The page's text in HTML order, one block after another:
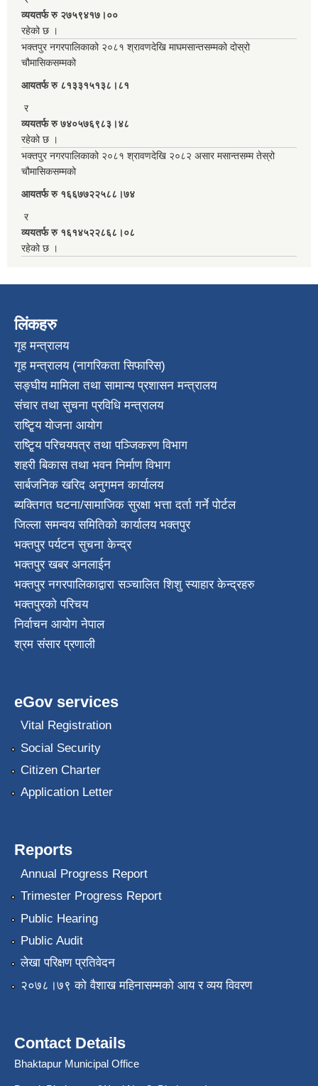
व्ययतर्फ रु २७५९४१७।००
रहेको छ ।
भक्तपुर नगरपालिकाको २०८१ श्रावणदेखि माघमसान्तसम्मको दोस्रो
चौमासिकसम्मको
आयतर्फ रु‌ ८१३३१५१३८।८१
र
व्ययतर्फ रु ७४०५७६९८३।४८
रहेको छ ।
भक्तपुर नगरपालिकाको २०८१ श्रावणदेखि २०८२ असार मसान्तसम्म तेस्रो
चौमासिकसम्मको
आयतर्फ रु‌ १६६७७२२५८८।७४
र
व्ययतर्फ रु १६१४५२२८६८।०८
रहेको छ ।
लिंकहरु
गृह मन्त्रालय
गृह मन्त्रालय (नागरिकता सिफारिस)
सङ्घीय मामिला तथा सामान्य प्रशासन मन्त्रालय
संचार तथा सुचना प्रविधि मन्त्रालय
राष्टि्ृय योजना आयोग
राष्टि्ृय परिचयपत्र तथा पञ्जिकरण विभाग
शहरी बिकास तथा भवन निर्माण विभाग
सार्बजनिक खरिद अनुगमन कार्यालय
ब्यक्तिगत घटना/सामाजिक सुरक्षा भत्ता दर्ता गर्ने पोर्टल
जिल्ला समन्वय समितिको कार्यालय भक्तपुर
भक्तपुर पर्यटन सुचना केन्द्र
भक्तपुर खबर अनलाईन
भक्तपुर नगरपालिकाद्वारा सञ्चालित शिशु स्याहार केन्द्रहरु
भक्तपुरकाे परिचय
निर्वाचन आयोग नेपाल
श्रम संसार प्रणाली
eGov services
Vital Registration
Social Security
Citizen Charter
Application Letter
Reports
Annual Progress Report
Trimester Progress Report
Public Hearing
Public Audit
लेखा परिक्षण प्रतिवेदन
२०७८।७९ को वैशाख महिनासम्मको आय र व्यय विवरण
Contact Details
Bhaktapur Municipal Office